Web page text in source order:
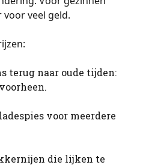
veel geld.
terug naar oude tijden:
voor meerdere
die lijken te